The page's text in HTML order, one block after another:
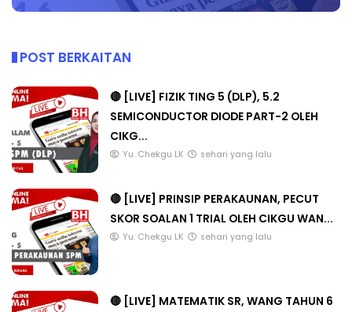
POST BERKAITAN
🔴 [LIVE] FIZIK TING 5 (DLP), 5.2
SEMICONDUCTOR DIODE PART-2 OLEH
CIKG...
Yu. Chekgu LK sehari yang lalu
🔴 [LIVE] PRINSIP PERAKAUNAN, PECUT
SKOR SOALAN 1 TRIAL OLEH CIKGU WAN...
Yu. Chekgu LK sehari yang lalu
🔴 [LIVE] MATEMATIK SR, WANG TAHUN 6